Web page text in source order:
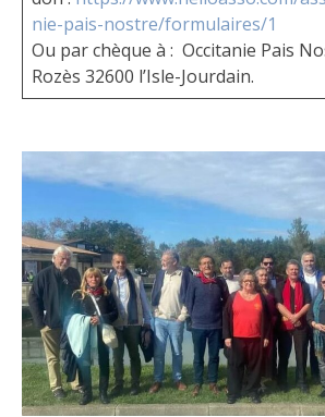
nie-pais-nostre/formulaires/1
Ou par chèque à : Occitanie Pais
Rozès 32600 l’Isle-Jourdain.